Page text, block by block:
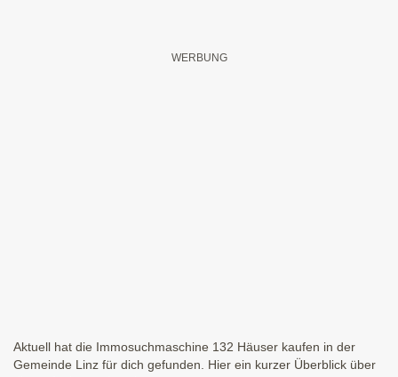
Aktuell hat die Immosuchmaschine 132 Häuser kaufen in der
Gemeinde Linz für dich gefunden. Hier ein kurzer Überblick über